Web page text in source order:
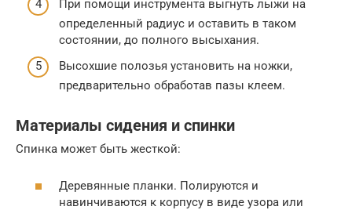
При помощи инструмента выгнуть лыжи на
определенный радиус и оставить в таком
состоянии, до полного высыхания.
Высохшие полозья установить на ножки,
предварительно обработав пазы клеем.
Материалы сидения и спинки
Спинка может быть жесткой:
Деревянные планки. Полируются и
навинчиваются к корпусу в виде узора или